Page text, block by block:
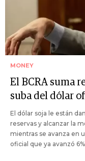
MONEY
El BCRA suma
suba del dólar
El dólar soja le están
reservas y alcanzar la
mientras se avanza en
oficial que ya avanzó